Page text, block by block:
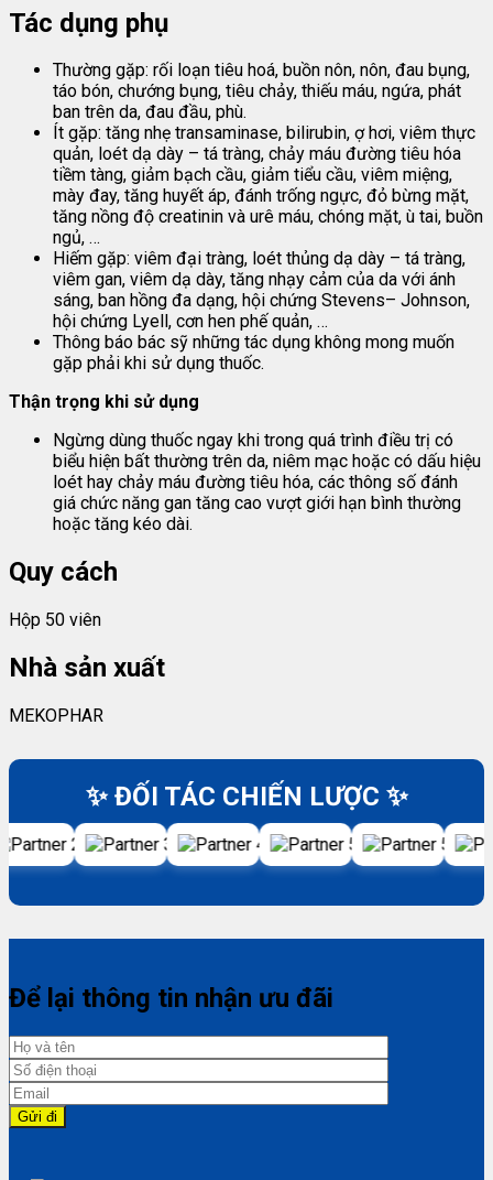
Tác dụng phụ
Thường gặp: rối loạn tiêu hoá, buồn nôn, nôn, đau bụng,
táo bón, chướng bụng, tiêu chảy, thiếu máu, ngứa, phát
ban trên da, đau đầu, phù.
Ít gặp: tăng nhẹ transaminase, bilirubin, ợ hơi, viêm thực
quản, loét dạ dày – tá tràng, chảy máu đường tiêu hóa
tiềm tàng, giảm bạch cầu, giảm tiểu cầu, viêm miệng,
mày đay, tăng huyết áp, đánh trống ngực, đỏ bừng mặt,
tăng nồng độ creatinin và urê máu, chóng mặt, ù tai, buồn
ngủ, …
Hiếm gặp: viêm đại tràng, loét thủng dạ dày – tá tràng,
viêm gan, viêm dạ dày, tăng nhạy cảm của da với ánh
sáng, ban hồng đa dạng, hội chứng Stevens– Johnson,
hội chứng Lyell, cơn hen phế quản, …
Thông báo bác sỹ những tác dụng không mong muốn
gặp phải khi sử dụng thuốc.
Thận trọng khi sử dụng
Ngừng dùng thuốc ngay khi trong quá trình điều trị có
biểu hiện bất thường trên da, niêm mạc hoặc có dấu hiệu
loét hay chảy máu đường tiêu hóa, các thông số đánh
giá chức năng gan tăng cao vượt giới hạn bình thường
hoặc tăng kéo dài.
Quy cách
Hộp 50 viên
Nhà sản xuất
MEKOPHAR
✨ ĐỐI TÁC CHIẾN LƯỢC ✨
Để lại thông tin nhận ưu đãi